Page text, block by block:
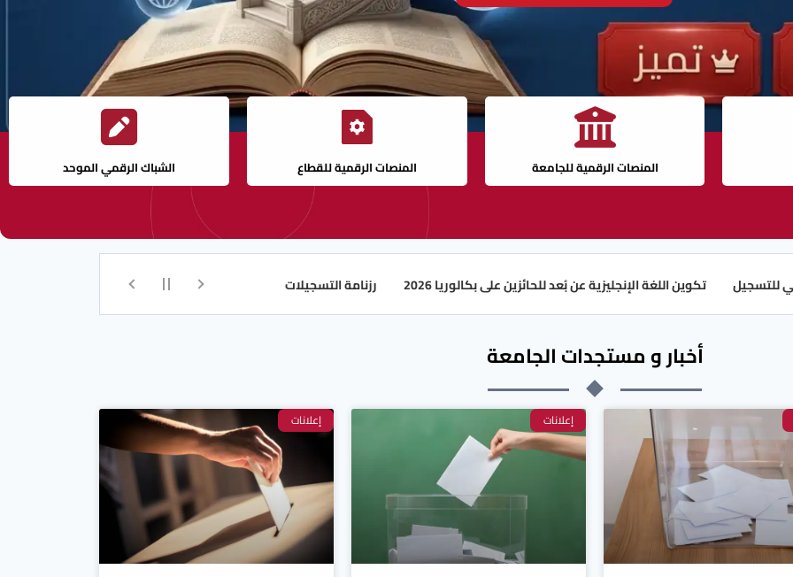
المنصات الرقمية للجامعة المنصات الرقمية للقطاع الشباك الرقمي الموحد
تكوين اللغة الإنجليزية عن بُعد للحائزين على بكالوريا 2026 رزنامة التسجيلات
أخبار و مستجدات الجامعة
إعلانات إعلانات